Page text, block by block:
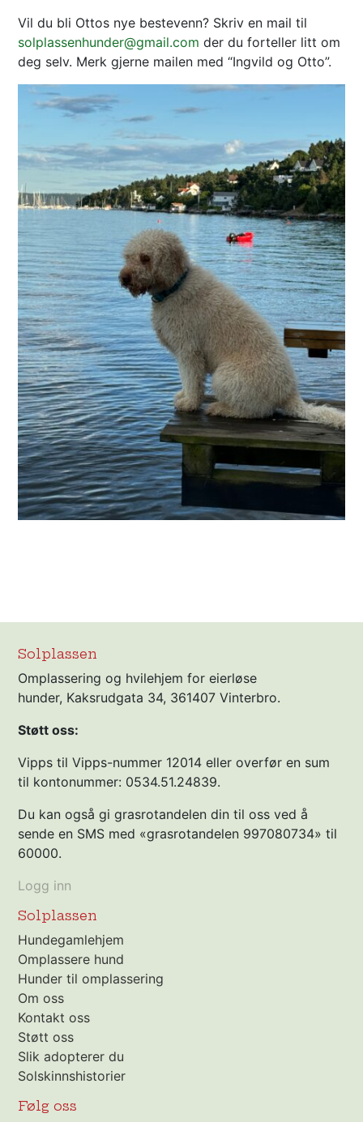
Vil du bli Ottos nye bestevenn? Skriv en mail til
solplassenhunder@gmail.com der du forteller litt om
deg selv. Merk gjerne mailen med “Ingvild og Otto”.
Solplassen
Omplassering og hvilehjem for eierløse
hunder, Kaksrudgata 34, 361407 Vinterbro.
Støtt oss:
Vipps til Vipps-nummer 12014 eller overfør en sum
til kontonummer: 0534.51.24839.
Du kan også gi grasrotandelen din til oss ved å
sende en SMS med «grasrotandelen 997080734» til
60000.
Logg inn
Solplassen
Hundegamlehjem
Omplassere hund
Hunder til omplassering
Om oss
Kontakt oss
Støtt oss
Slik adopterer du
Solskinnshistorier
Følg oss